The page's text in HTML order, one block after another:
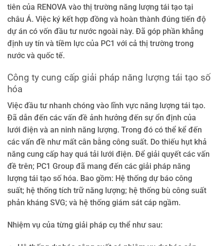
tiên của RENOVA vào thị trường năng lượng tái tạo tại
châu Á. Việc ký kết hợp đồng và hoàn thành đúng tiến độ
dự án có vốn đầu tư nước ngoài này. Đã góp phần khẳng
định uy tín và tiềm lực của PC1 với cả thị trường trong
nước và quốc tế.
Công ty cung cấp giải pháp năng lượng tái tạo số
hóa
Việc đầu tư nhanh chóng vào lĩnh vực năng lượng tái tạo.
Đã dẫn đến các vấn đề ảnh hưởng đến sự ổn định của
lưới điện và an ninh năng lượng. Trong đó có thể kể đến
các vấn đề như mất cân bằng công suất. Do thiếu hụt khả
năng cung cấp hay quá tải lưới điện. Để giải quyết các vấn
đề trên; PC1 Group đã mang đến các giải pháp năng
lượng tái tạo số hóa. Bao gồm: Hệ thống dự báo công
suất; hệ thống tích trữ năng lượng; hệ thống bù công suất
phản kháng SVG; và hệ thống giám sát cáp ngầm.
Nhiệm vụ của từng giải pháp cụ thể như sau: